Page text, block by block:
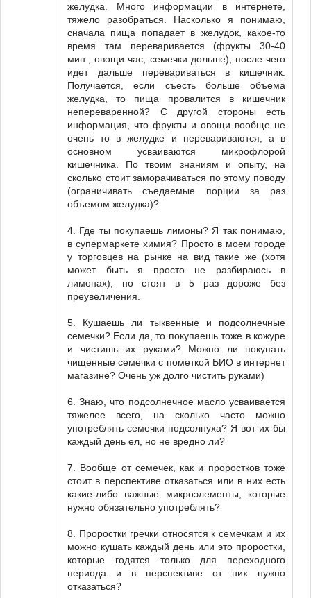
желудка. Много информации в интернете,
тяжело разобраться. Насколько я понимаю,
сначала пища попадает в желудок, какое-то
время там переваривается (фрукты 30-40
мин., овощи час, семечки дольше), после чего
идет дальше перевариваться в кишечник.
Получается, если съесть больше объема
желудка, то пища провалится в кишечник
непереваренной? С другой стороны есть
информация, что фрукты и овощи вообще не
очень то в желудке и перевариваются, а в
основном усваиваются микрофлорой
кишечника. По твоим знаниям и опыту, на
сколько стоит заморачиваться по этому поводу
(ограничивать съедаемые порции за раз
объемом желудка)?
4. Где ты покупаешь лимоны? Я так понимаю,
в супермаркете химия? Просто в моем городе
у торговцев на рынке на вид такие же (хотя
может быть я просто не разбираюсь в
лимонах), но стоят в 5 раз дороже без
преувеличения.
5. Кушаешь ли тыквенные и подсолнечные
семечки? Если да, то покупаешь тоже в кожуре
и чистишь их руками? Можно ли покупать
чищенные семечки с пометкой БИО в интернет
магазине? Очень уж долго чистить руками)
6. Знаю, что подсолнечное масло усваивается
тяжелее всего, на сколько часто можно
употреблять семечки подсолнуха? Я вот их бы
каждый день ел, но не вредно ли?
7. Вообще от семечек, как и проростков тоже
стоит в перспективе отказаться или в них есть
какие-либо важные микроэлементы, которые
нужно обязательно употреблять?
8. Проростки гречки относятся к семечкам и их
можно кушать каждый день или это проростки,
которые годятся только для переходного
периода и в перспективе от них нужно
отказаться?